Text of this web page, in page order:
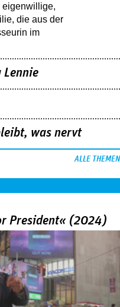
eigenwillige,
die aus der
im
Lennie
was nervt
ALLE THEMEN
President« (2024)